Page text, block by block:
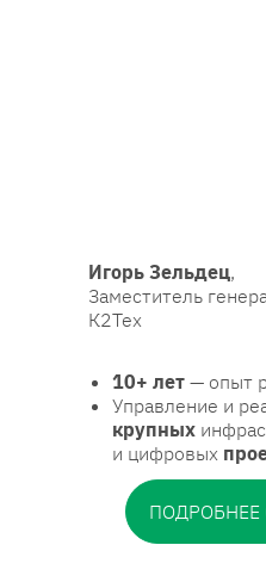
Игорь Зельдец,
Заместитель
К2Тех
10+ лет — опыт
Управление и
крупных
и цифровых
ПОДРОБНЕЕ